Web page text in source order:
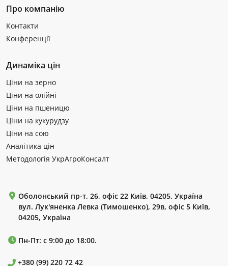
Про компанію
Контакти
Конференції
Динаміка цін
Ціни на зерно
Ціни на олійні
Ціни на пшеницю
Ціни на кукурудзу
Ціни на сою
Аналітика цін
Методологія УкрАгроКонсалт
Оболонський пр-т, 26, офіс 22 Київ, 04205, Україна
вул. Лук'яненка Левка (Тимошенко), 29в, офіс 5 Київ,
04205, Україна
Пн-Пт: с 9:00 до 18:00.
+380 (99) 220 72 42